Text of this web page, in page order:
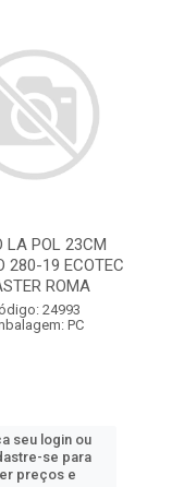
LA POL 23CM
280-19 ECOTEC
ROMA
24993
PC
seu login ou
se para
preços e